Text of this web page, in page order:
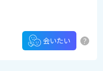
会いたい ?